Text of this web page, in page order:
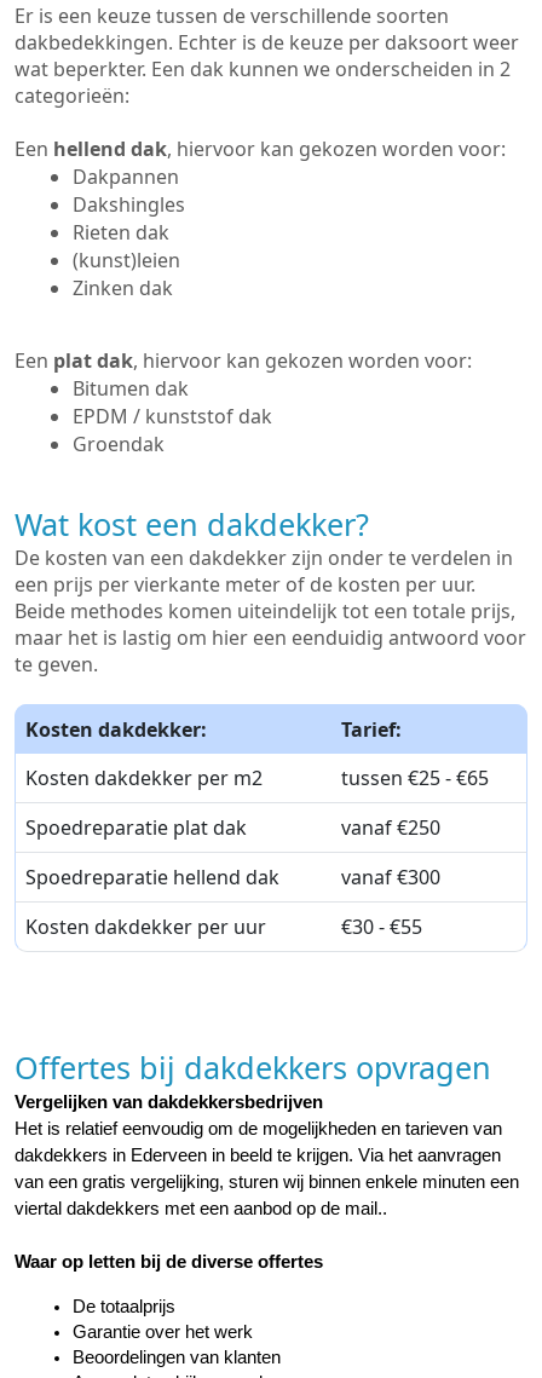
Er is een keuze tussen de verschillende soorten
dakbedekkingen. Echter is de keuze per daksoort weer
wat beperkter. Een dak kunnen we onderscheiden in 2
categorieën:
Een hellend dak, hiervoor kan gekozen worden voor:
Dakpannen
Dakshingles
Rieten dak
(kunst)leien
Zinken dak
Een plat dak, hiervoor kan gekozen worden voor:
Bitumen dak
EPDM / kunststof dak
Groendak
Wat kost een dakdekker?
De kosten van een dakdekker zijn onder te verdelen in
een prijs per vierkante meter of de kosten per uur.
Beide methodes komen uiteindelijk tot een totale prijs,
maar het is lastig om hier een eenduidig antwoord voor
te geven.
Kosten dakdekker:
Tarief:
Kosten dakdekker per m2
tussen €25 - €65
Spoedreparatie plat dak
vanaf €250
Spoedreparatie hellend dak
vanaf €300
Kosten dakdekker per uur
€30 - €55
Offertes bij dakdekkers opvragen
Vergelijken van dakdekkersbedrijven
Het is relatief eenvoudig om de mogelijkheden en tarieven van
dakdekkers in Ederveen in beeld te krijgen. Via het aanvragen
van een gratis vergelijking, sturen wij binnen enkele minuten een
viertal dakdekkers met een aanbod op de mail..
Waar op letten bij de diverse offertes
De totaalprijs
Garantie over het werk
Beoordelingen van klanten